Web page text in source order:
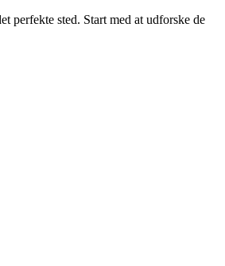
perfekte sted. Start med at udforske de